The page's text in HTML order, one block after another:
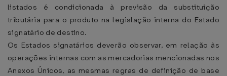
listados é condicionada à previsão da substituição
tributária para o produto na legislação interna do Estado
signatário de destino.
Os Estados signatários deverão observar, em relação às
operações internas com as mercadorias mencionadas nos
Anexos Únicos, as mesmas regras de definição de base